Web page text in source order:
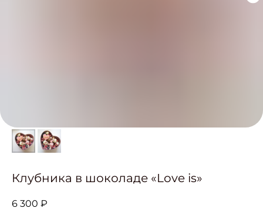
Клубника в шоколаде «Love is»
6 300 ₽